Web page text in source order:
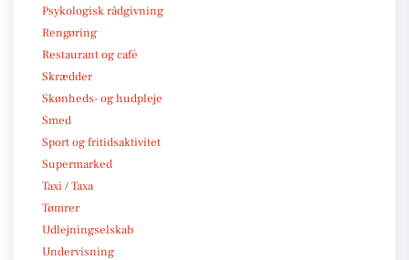
Psykologisk rådgivning
Rengøring
Restaurant og café
Skrædder
Skønheds- og hudpleje
Smed
Sport og fritidsaktivitet
Supermarked
Taxi / Taxa
Tømrer
Udlejningselskab
Undervisning